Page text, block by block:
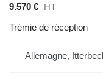
9.570 € HT
Trémie de réception
Allemagne,